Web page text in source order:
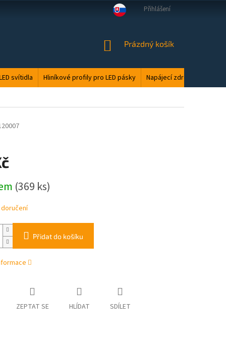
LED ODPAD PODMÍNKY OCHRANY
Přihlášení
NÁKUPNÍ
Prázdný košík
svítidla Hliníkové profily pro LED pásky Napájecí zdroje
(369 ks)
Přidat do košíku
ZEPTAT SE HLÍDAT SDÍLET